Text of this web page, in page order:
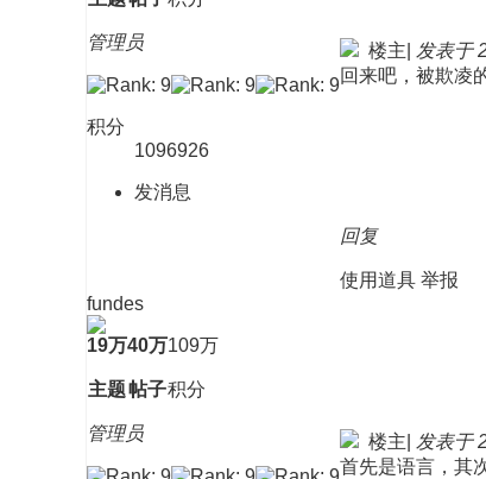
管理员
积分
1096926
发消息
楼主 发表于
回来吧，被欺凌
回复
使用道具 举报
fundes
19万
主题
40万
帖子
109万
积分
管理员 楼主 发表于
首先是语言，其